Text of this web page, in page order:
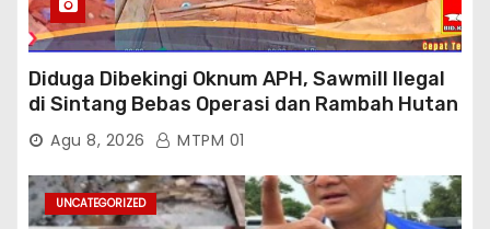
Diduga Dibekingi Oknum APH, Sawmill Ilegal
di Sintang Bebas Operasi dan Rambah Hutan
Lindung
Agu 8, 2026 MTPM 01
UNCATEGORIZED